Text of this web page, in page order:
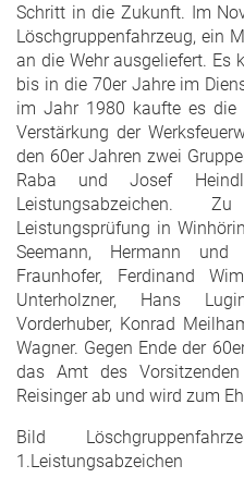
Schritt in die Zukunft. Im
Löschgruppenfahrzeug, ein
an die Wehr ausgeliefert. Es
bis in die 70er Jahre im
im Jahr 1980 kaufte es die
Verstärkung der
den 60er Jahren zwei
Raba und Josef
Leistungsprüfung in
Seemann, Hermann und
Fraunhofer, Ferdinand
Unterholzner, Hans
Vorderhuber, Konrad
Wagner. Gegen Ende der
das Amt des
Reisinger ab und wird zum
Bild
1.Leistungsabzeichen